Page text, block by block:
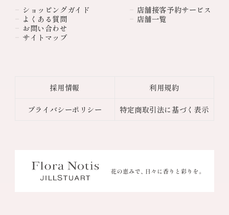
ショッピングガイド
よくある質問
お問い合わせ
サイトマップ
店舗接客予約サービス
店舗一覧
採用情報
プライバシーポリシー
利用規約
特定商取引法に基づく表示